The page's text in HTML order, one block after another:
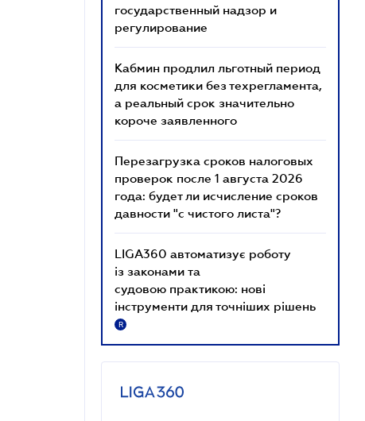
государственный надзор и
регулирование
Кабмин продлил льготный период
для косметики без техрегламента,
а реальный срок значительно
короче заявленного
Перезагрузка сроков налоговых
проверок после 1 августа 2026
года: будет ли исчисление сроков
давности "с чистого листа"?
LIGA360 автоматизує роботу
із законами та
судовою практикою: нові
інструменти для точніших рішень
R